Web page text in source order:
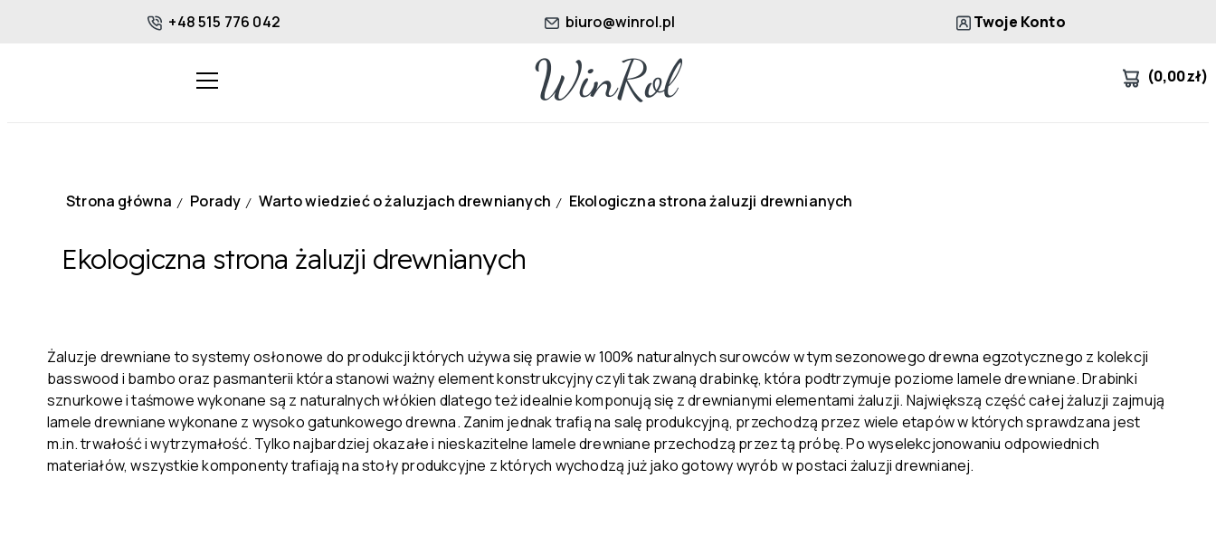
+48 515 776 042 biuro@winrol.pl Twoje Konto
(0,00zł)
Strona główna / Porady / Warto wiedzieć o żaluzjach drewnianych / Ekologiczna strona żaluzji drewnianych
Ekologiczna strona żaluzji drewnianych
Żaluzje drewniane to systemy osłonowe do produkcji których używa się prawie w 100% naturalnych surowców w tym sezonowego drewna egzotycznego z kolekcji
basswood i bambo oraz pasmanterii która stanowi ważny element konstrukcyjny czyli tak zwaną drabinkę, która podtrzymuje poziome lamele drewniane. Drabinki
sznurkowe i taśmowe wykonane są z naturalnych włókien dlatego też idealnie komponują się z drewnianymi elementami żaluzji. Największą część całej żaluzji zajmują
lamele drewniane wykonane z wysoko gatunkowego drewna. Zanim jednak trafią na salę produkcyjną, przechodzą przez wiele etapów w których sprawdzana jest
m.in. trwałość i wytrzymałość. Tylko najbardziej okazałe i nieskazitelne lamele drewniane przechodzą przez tą próbę. Po wyselekcjonowaniu odpowiednich
materiałów, wszystkie komponenty trafiają na stoły produkcyjne z których wychodzą już jako gotowy wyrób w postaci żaluzji drewnianej.